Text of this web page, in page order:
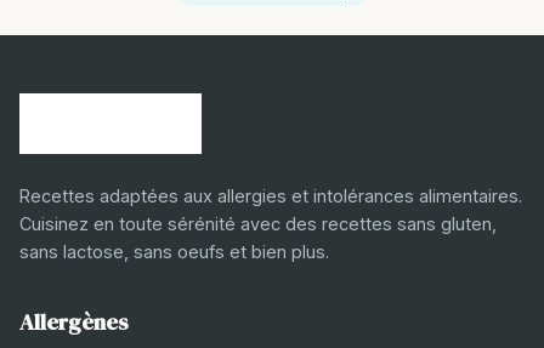
Recettes adaptées aux allergies et intolérances alimentaires.
Cuisinez en toute sérénité avec des recettes sans gluten,
sans lactose, sans oeufs et bien plus.
Allergènes